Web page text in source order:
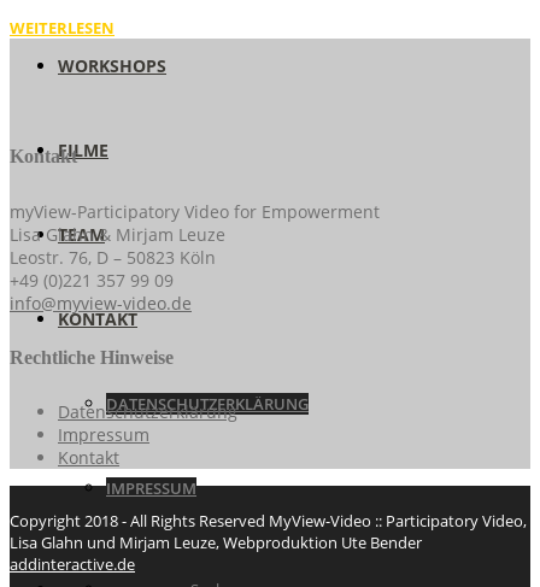
WORKSHOPS
FILME
TEAM
KONTAKT
DATENSCHUTZERKLÄRUNG
IMPRESSUM
WEITERLESEN
Kontakt
myView-Participatory Video for Empowerment
Lisa Glahn & Mirjam Leuze
Leostr. 76, D – 50823 Köln
+49 (0)221 357 99 09
info@myview-video.de
Rechtliche Hinweise
Datenschutzerklärung
Impressum
Kontakt
Copyright 2018 - All Rights Reserved MyView-Video :: Participatory Video,
Lisa Glahn und Mirjam Leuze, Webproduktion Ute Bender
addinteractive.de